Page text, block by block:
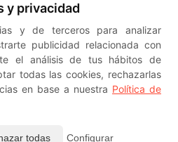
ElSevillista.es - Información sobre
Sevilla Femenino y su Cantera
y privacidad
y de terceros para analizar
publicidad relacionada con
el análisis de tus hábitos de
todas las cookies, rechazarlas
en base a nuestra Política de
todas Configurar